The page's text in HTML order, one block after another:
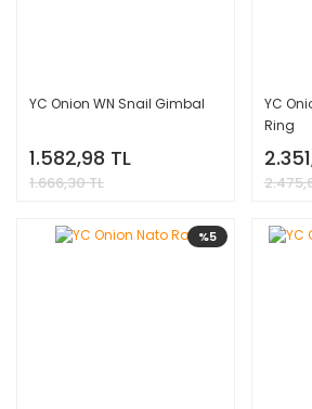
YC Onion WN Snail Gimbal
1.582,98 TL
1.666,30 TL
YC
Ring
%5